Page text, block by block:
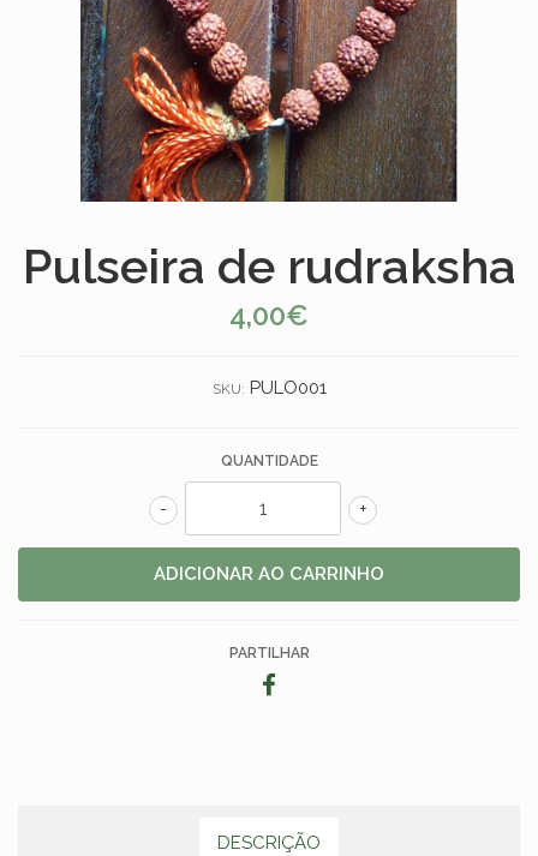
Pulseira de rudraksha
4,00€
SKU: PULO001
QUANTIDADE
+
-
PARTILHAR
DESCRIÇÃO